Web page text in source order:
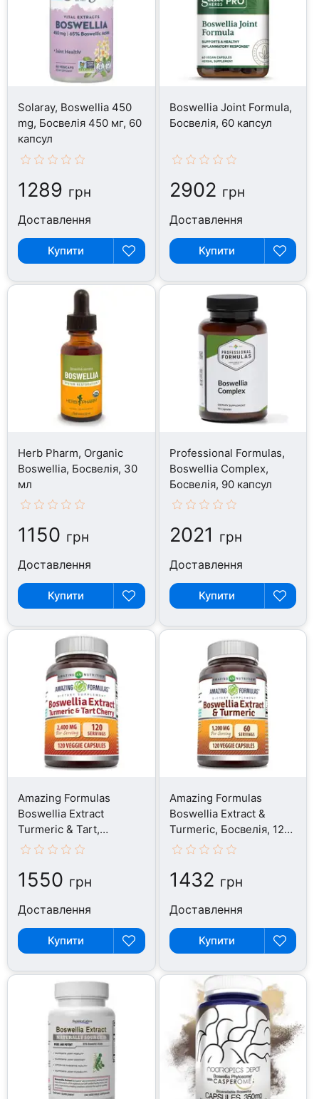
Solaray, Boswellia 450
mg, Босвелія 450 мг, 60
капсул
1289 грн
Доставлення
Купити
Boswellia Joint Formula,
Босвелія, 60 капсул
2902 грн
Доставлення
Купити
Herb Pharm, Organic
Boswellia, Босвелія, 30
мл
1150 грн
Доставлення
Купити
Professional Formulas,
Boswellia Complex,
Босвелія, 90 капсул
2021 грн
Доставлення
Купити
Amazing Formulas
Boswellia Extract
Turmeric & Tart,
Босвелія, 120 капсул
1550 грн
Доставлення
Купити
Amazing Formulas
Boswellia Extract &
Turmeric, Босвелія, 120
капсул
1432 грн
Доставлення
Купити